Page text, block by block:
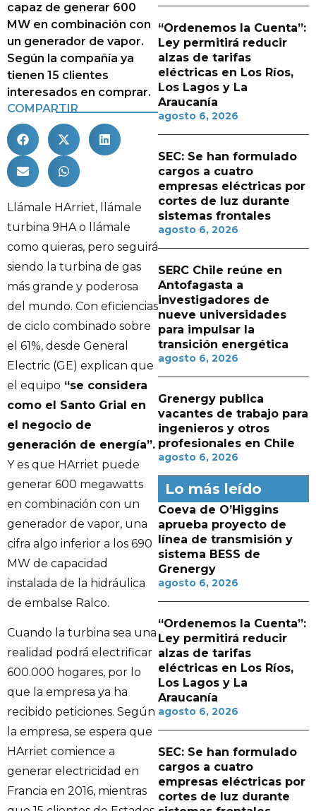
capaz de generar 600
MW en combinación con
un generador de vapor.
Según la compañía ya
tienen 15 clientes
interesados en comprar.
COMPARTIR
Llámale HArriet, llámale
turbina 9HA o llámale
como quieras, pero seguirá
siendo la turbina de gas
más grande y poderosa
del mundo. Con eficiencias
de ciclo combinado sobre
el 61%, desde General
Electric (GE) explican que
el equipo “se considera
como el Santo Grial en
el negocio de
generación de energía”.
Y es que HArriet puede
generar 600 megawatts
en combinación con un
generador de vapor, una
cifra algo inferior a los 690
MW de capacidad
instalada de la hidráulica
de embalse Ralco.
Cuando la turbina sea una
realidad podrá electrificar
600.000 hogares, por lo
que la empresa ya ha
recibido peticiones. Según
la empresa, se espera que
HArriet comience a
generar electricidad en
Francia en 2016, mientras
“Ordenemos la Cuenta”:
Ley permitirá reducir
alzas de tarifas
eléctricas en Los Ríos,
Los Lagos y La
Araucanía
agosto 6, 2026
SEC: Se han formulado
cargos a cuatro
empresas eléctricas por
cortes de luz durante
sistemas frontales
agosto 6, 2026
SERC Chile reúne en
Antofagasta a
investigadores de
nueve universidades
para impulsar la
transición energética
agosto 6, 2026
Grenergy publica
vacantes de trabajo para
ingenieros y otros
profesionales en Chile
agosto 6, 2026
Lo más leído
Coeva de O’Higgins
aprueba proyecto de
línea de transmisión y
sistema BESS de
Grenergy
agosto 6, 2026
“Ordenemos la Cuenta”:
Ley permitirá reducir
alzas de tarifas
eléctricas en Los Ríos,
Los Lagos y La
Araucanía
agosto 6, 2026
SEC: Se han formulado
cargos a cuatro
empresas eléctricas por
cortes de luz durante